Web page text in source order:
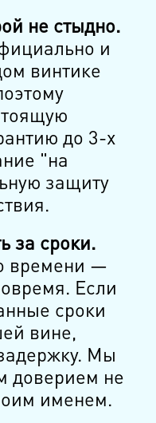
не стыдно.
и
винтике
до 3-х
"на
защиту
за сроки.
времени —
Если
сроки
вине,
Мы
доверием не
именем.